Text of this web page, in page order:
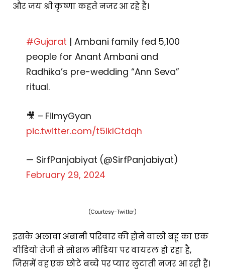
और जय श्री कृष्णा कहते नजर आ रहे हैं।
#Gujarat | Ambani family fed 5,100
people for Anant Ambani and
Radhika’s pre-wedding “Ann Seva”
ritual.
🎥 – FilmyGyan
pic.twitter.com/t5iklCtdqh
— SirfPanjabiyat (@SirfPanjabiyat)
February 29, 2024
(Courtesy-Twitter)
इसके अलावा अंबानी परिवार की होने वाली बहू का एक
वीडियो तेजी से सोशल मीडिया पर वायरल हो रहा है,
जिसमें वह एक छोटे बच्चे पर प्यार लुटाती नजर आ रही हैं।